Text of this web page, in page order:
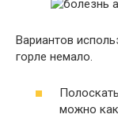
Вариантов
горле немало.
можно